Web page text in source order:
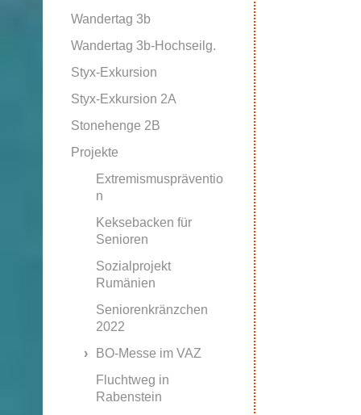
Wandertag 3b
Wandertag 3b-Hochseilg.
Styx-Exkursion
Styx-Exkursion 2A
Stonehenge 2B
Projekte
Extremismuspräventio
n
Keksebacken für
Senioren
Sozialprojekt
Rumänien
Seniorenkränzchen
2022
BO-Messe im VAZ
Fluchtweg in
Rabenstein